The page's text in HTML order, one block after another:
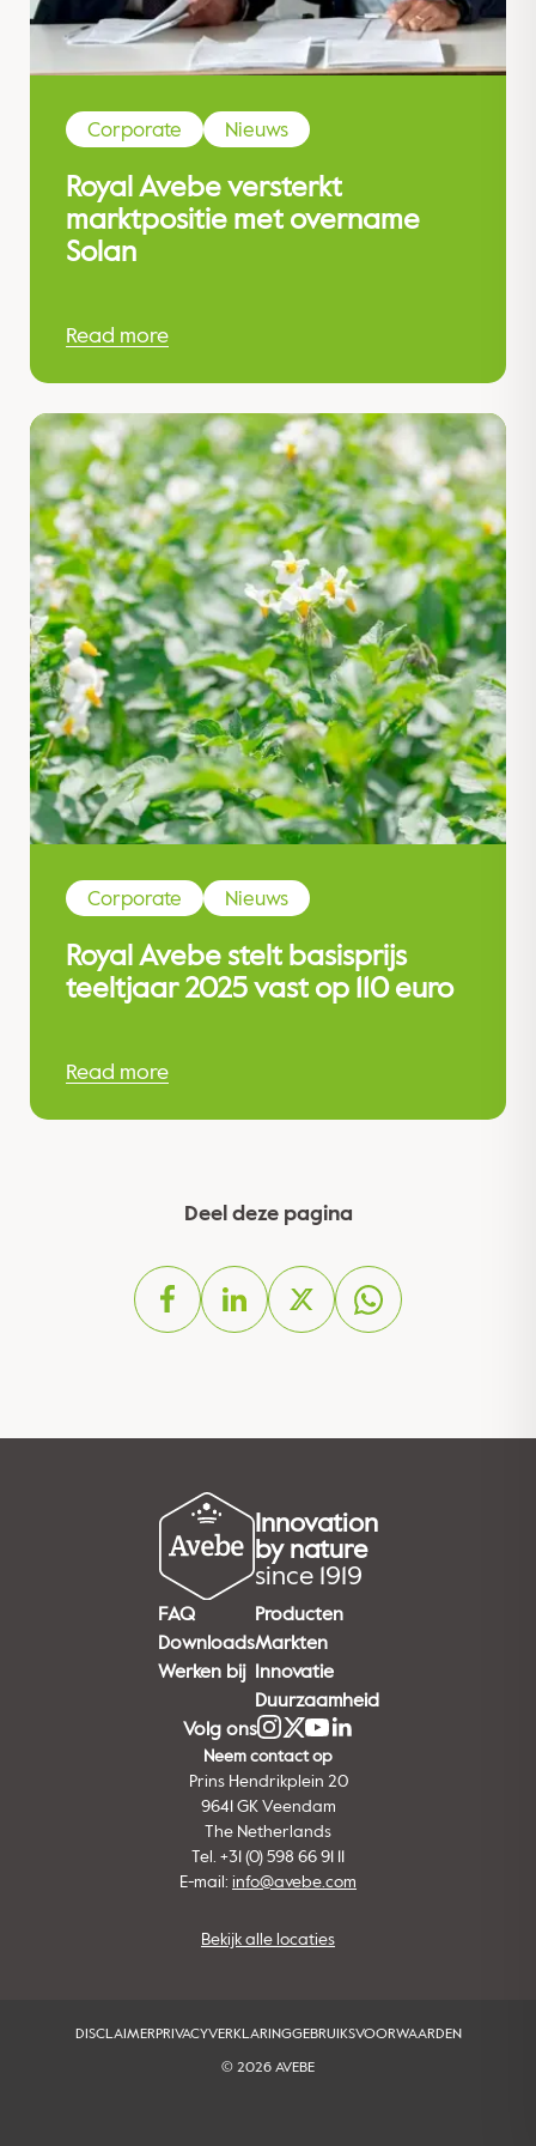
Corporate Nieuws
Royal Avebe versterkt
marktpositie met overname
Solan
Read more
Corporate Nieuws
Royal Avebe stelt basisprijs
teeltjaar 2025 vast op 110 euro
Read more
Deel deze pagina
Innovation
by nature
since 1919
FAQ
Downloads
Werken bij
Producten
Markten
Innovatie
Duurzaamheid
Volg ons
Neem contact op
Prins Hendrikplein 20
9641 GK Veendam
The Netherlands
Tel. +31 (0) 598 66 91 11
E-mail: info@avebe.com
Bekijk alle locaties
DISCLAIMERPRIVACYVERKLARINGGEBRUIKSVOORWAARDEN
© 2026 AVEBE